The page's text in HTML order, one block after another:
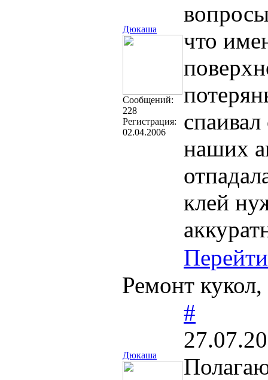
Дюкаша
Cообщений:
228
Регистрация:
02.04.2006
что
наших
клей
Перейти
Ремонт
Дюкаша
#